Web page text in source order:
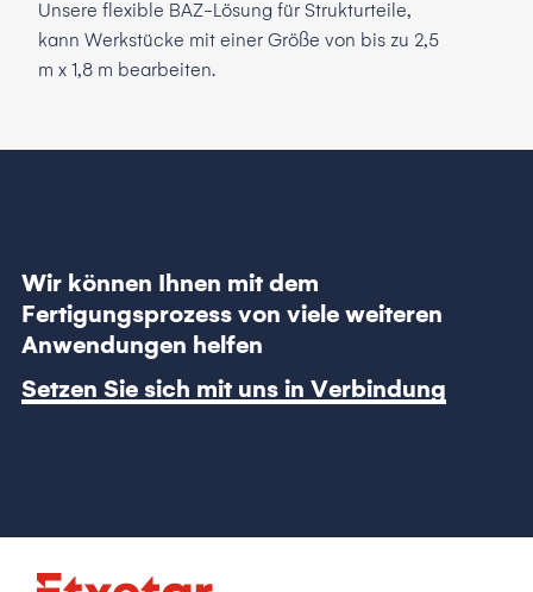
Unsere flexible BAZ-Lösung für Strukturteile,
kann Werkstücke mit einer Größe von bis zu 2,5
m x 1,8 m bearbeiten.
Wir können Ihnen mit dem
Fertigungsprozess von viele weiteren
Anwendungen helfen
Setzen Sie sich mit uns in Verbindung